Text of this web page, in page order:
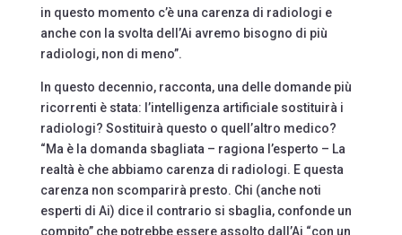
in questo momento c’è una carenza di radiologi e
anche con la svolta dell’Ai avremo bisogno di più
radiologi, non di meno”.
In questo decennio, racconta, una delle domande più
ricorrenti è stata: l’intelligenza artificiale sostituirà i
radiologi? Sostituirà questo o quell’altro medico?
“Ma è la domanda sbagliata – ragiona l’esperto – La
realtà è che abbiamo carenza di radiologi. E questa
carenza non scomparirà presto. Chi (anche noti
esperti di Ai) dice il contrario si sbaglia, confonde un
compito” che potrebbe essere assolto dall’Ai “con un